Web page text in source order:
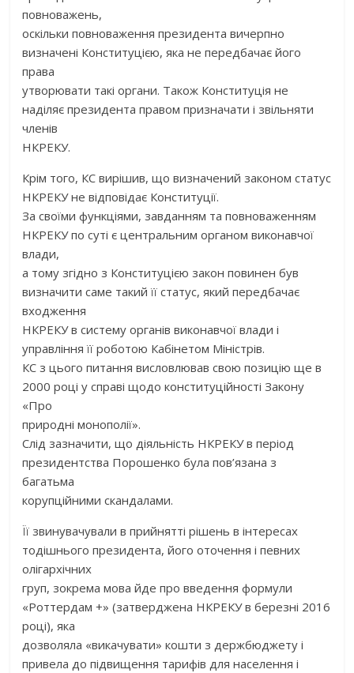
повноважень,
оскільки повноваження президента вичерпно
визначені Конституцією, яка не передбачає його
права
утворювати такі органи. Також Конституція не
наділяє президента правом призначати і звільняти
членів
НКРЕКУ.
Крім того, КС вирішив, що визначений законом статус
НКРЕКУ не відповідає Конституції.
За своїми функціями, завданням та повноваженням
НКРЕКУ по суті є центральним органом виконавчої
влади,
а тому згідно з Конституцією закон повинен був
визначити саме такий її статус, який передбачає
входження
НКРЕКУ в систему органів виконавчої влади і
управління її роботою Кабінетом Міністрів.
КС з цього питання висловлював свою позицію ще в
2000 році у справі щодо конституційності Закону
«Про
природні монополії».
Слід зазначити, що діяльність НКРЕКУ в період
президентства Порошенко була пов’язана з
багатьма
корупційними скандалами.
Її звинувачували в прийнятті рішень в інтересах
тодішнього президента, його оточення і певних
олігархічних
груп, зокрема мова йде про введення формули
«Роттердам +» (затверджена НКРЕКУ в березні 2016
році), яка
дозволяла «викачувати» кошти з держбюджету і
привела до підвищення тарифів для населення і